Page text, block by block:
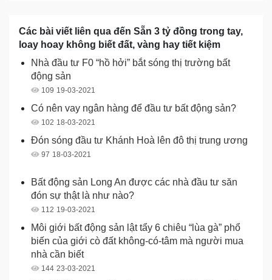
Các bài viết liên qua đến Sẵn 3 tỷ đồng trong tay,
loay hoay không biết đất, vàng hay tiết kiệm
Nhà đầu tư F0 “hồ hởi” bắt sóng thị trường bất
động sản
109 19-03-2021
Có nên vay ngân hàng để đầu tư bất động sản?
102 18-03-2021
Đón sóng đầu tư Khánh Hoà lên đô thị trung ương
97 18-03-2021
Bất động sản Long An được các nhà đầu tư săn
đón sự thật là như nào?
112 19-03-2021
Môi giới bất động sản lật tẩy 6 chiêu “lùa gà” phổ
biến của giới cò đất không-có-tâm mà người mua
nhà cần biết
144 23-03-2021